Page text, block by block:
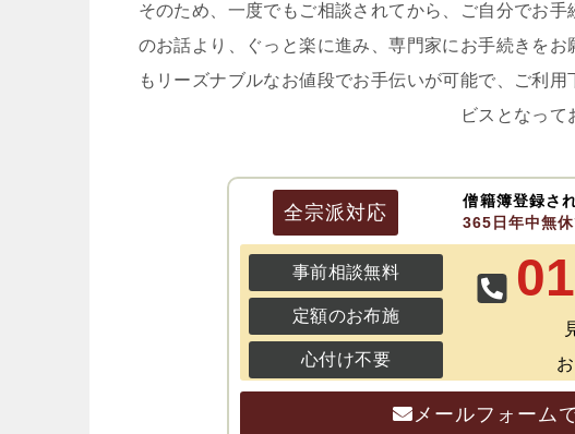
そのため、一度でもご相談されてから、ご自分でお
のお話より、ぐっと楽に進み、専門家にお手続きを
もリーズナブルなお値段でお手伝いが可能で、ご利
ビスとなって
全宗派対応
僧籍簿登録さ
365日年中無休
事前相談無料
定額のお布施
心付け不要
メールフォーム